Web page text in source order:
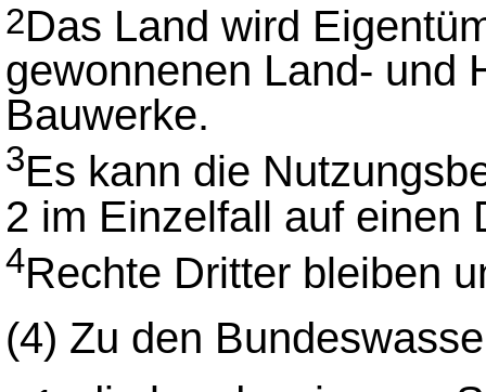
2Das Land wird
gewonnenen Land- und
Bauwerke.
3Es kann die
2 im Einzelfall auf einen
4Rechte Dritter bleiben
(4) Zu den